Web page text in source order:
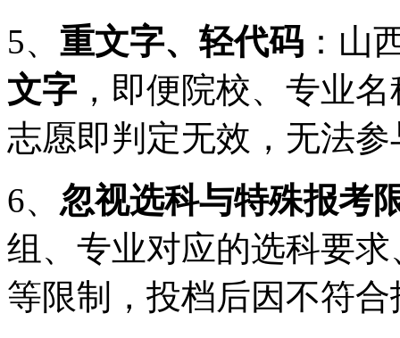
5、 重文字、轻代码 ：山
文字 ，即便院校、专业
志愿即判定无效，无法
6、 忽视选科与特殊报考
组、专业对应的选科要
等限制，投档后因不符